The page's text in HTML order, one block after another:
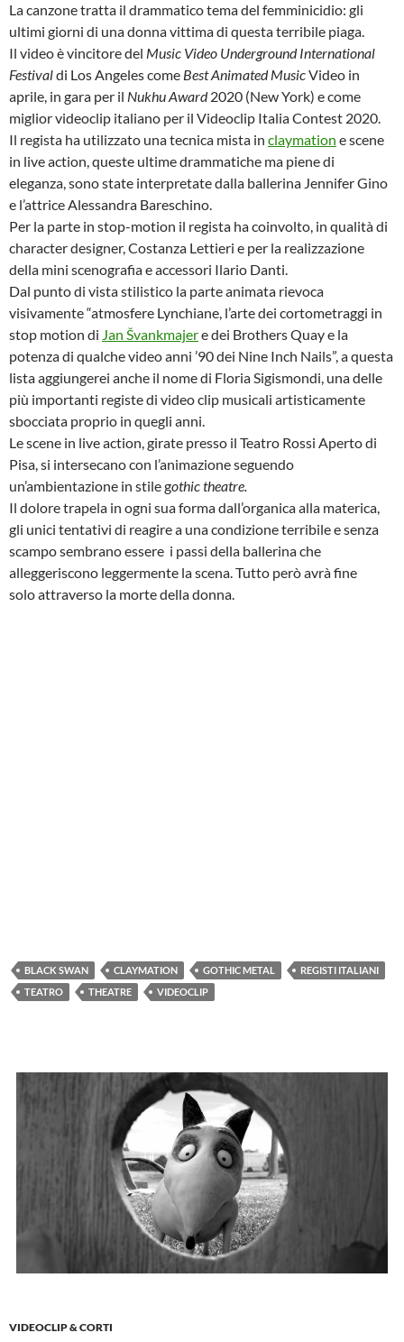
La canzone tratta il drammatico tema del femminicidio: gli
ultimi giorni di una donna vittima di questa terribile piaga.
Il video è vincitore del Music Video Underground International
Festivaldi Los Angeles come Best Animated MusicVideo in
aprile, in gara per il Nukhu Award2020 (New York) e come
miglior videoclip italiano per il Videoclip Italia Contest 2020.
Il regista ha utilizzato una tecnica mista in claymation e scene
in live action, queste ultime drammatiche ma piene di
eleganza, sono state interpretate dalla ballerina Jennifer Gino
e l’attrice Alessandra Bareschino.
Per la parte in stop-motion il regista ha coinvolto, in qualità di
character designer, Costanza Lettieri e per la realizzazione
della mini scenografia e accessori Ilario Danti.
Dal punto di vista stilistico la parte animata rievoca
visivamente “atmosfere Lynchiane, l’arte dei cortometraggi in
stop motion di Jan Švankmajere dei Brothers Quay e la
potenza di qualche video anni ’90 dei Nine Inch Nails”, a questa
lista aggiungerei anche il nome di Floria Sigismondi, una delle
più importanti registe di video clip musicali artisticamente
sbocciata proprio in quegli anni.
Le scene in live action, girate presso il Teatro Rossi Aperto di
Pisa, si intersecano con l’animazione seguendo
un’ambientazione in stile gothic theatre.
Il dolore trapela in ogni sua forma dall’organica alla materica,
gli unici tentativi di reagire a una condizione terribile e senza
scampo sembrano essere i passi della ballerina che
alleggeriscono leggermente la scena. Tutto però avrà fine
solo attraverso la morte della donna.
BLACK SWAN CLAYMATION GOTHIC METAL
REGISTI ITALIANI
TEATRO
THEATRE VIDEOCLIP
VIDEOCLIP & CORTI